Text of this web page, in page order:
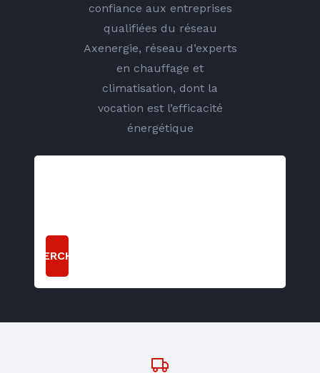
confiance aux entreprises
qualifiées du réseau
Axenergie, réseau d’experts
en chauffage et
climatisation, dont la
vocation est l’efficacité
énergétique
RECHERCHER